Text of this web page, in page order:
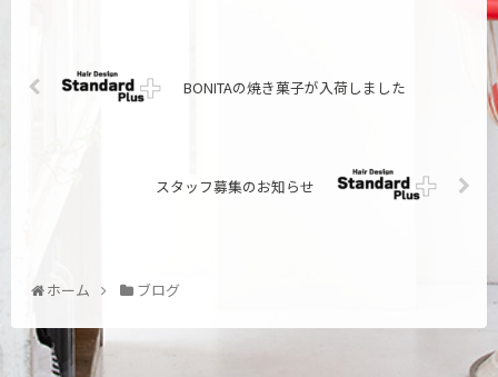
BONITAの焼き菓子が入荷しました
スタッフ募集のお知らせ
ホーム ブログ